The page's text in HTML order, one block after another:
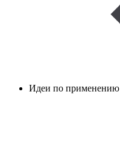
Идеи по применению